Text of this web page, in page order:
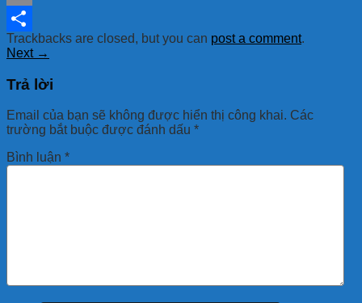
Email
Share
Trackbacks are closed, but you can post a comment.
Next →
Trả lời
Email của bạn sẽ không được hiển thị công khai. Các
trường bắt buộc được đánh dấu *
Bình luận *